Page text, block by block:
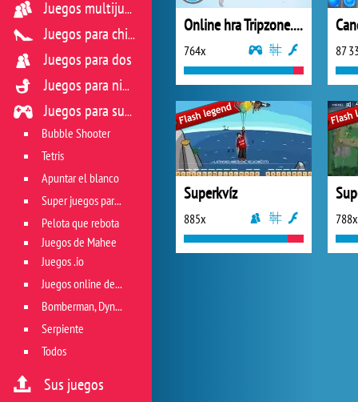
Online hra Tripzone.cz
764x 87
Superkvíz
885x 788x
Juegos multijugador
Juegos para chicas
Juegos para dos
Juegos para niños
Juegos para sus reflejos
Bubble Shooter
Tetris
Apuntar el blanco
Super juegos para reflejos
Pelota que rebota
Juegos de Mahee
Juegos .io
Juegos online de géneros múltiples
Bomberman, Dyna Blaster y Pacman
Serpiente
Todos
Sus juegos